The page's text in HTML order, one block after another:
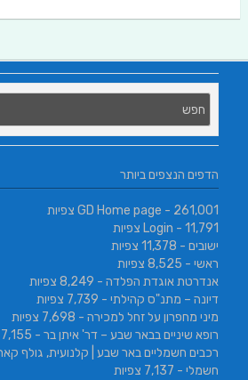
הדפים הנצפים ביותר
GD Home page - 261,001 צפיות
Login - 11,791 צפיות
ישובים - 11,378 צפיות
ראשי - 8,525 צפיות
אנדרטת אוגדת הפלדה - 8,249 צפיות
דיונה – מתנ"ס קהילתי - 7,739 צפיות
מיני מחפרון על זחל למכירה - 7,698 צפיות
רופא שיניים בבאר שבע – דר' איתן בר - 7,155 צפיות
רכבים חשמליים באר שבע | קלנועית, גולף
חשמלי - 7,137 צפיות